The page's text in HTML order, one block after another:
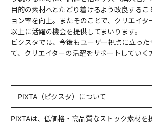
目的の素材へとたどり着けるよう改良するこ
ョン率を向上。またそのことで、クリエイタ
以上に活躍の機会を提供してまいります。
ピクスタでは、今後もユーザー視点に立った
て、クリエイターの活躍をサポートしていく
PIXTA（ピクスタ）について
PIXTAは、低価格・高品質なストック素材を